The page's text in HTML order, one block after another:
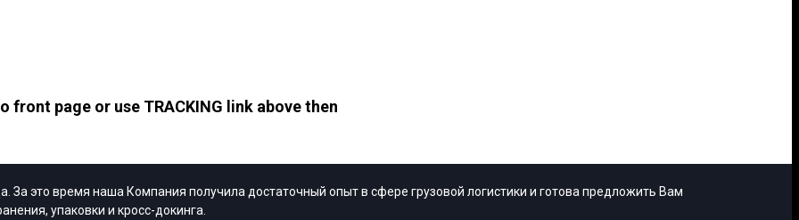
page or use TRACKING link above then
это время наша Компания получила достаточный опыт в сфере грузовой логистики и готова предложить Вам
упаковки и кросс-докинга.